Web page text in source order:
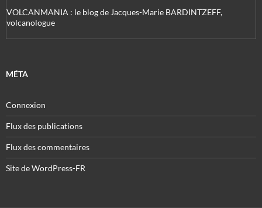
VOLCANMANIA : le blog de Jacques-Marie BARDINTZEFF,
volcanologue
MÉTA
Connexion
Flux des publications
Flux des commentaires
Site de WordPress-FR